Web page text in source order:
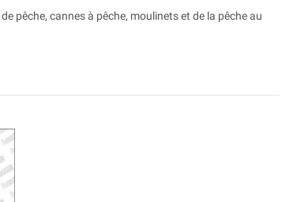
pêche, cannes à pêche, moulinets et de la pêche au